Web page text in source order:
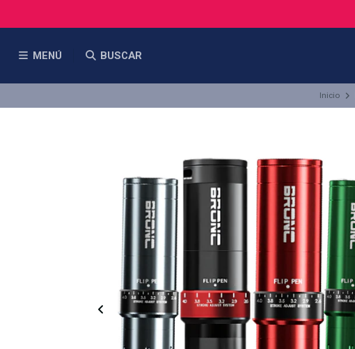
MENÚ BUSCAR
Inicio